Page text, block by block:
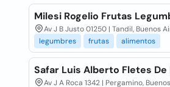
Milesi Rogelio Frutas
Av J B Justo 01250 | Tandil, Buenos
legumbres
frutas alimentos
Safar Luis Alberto Fletes
Av J A Roca 1342 | Pergamino,